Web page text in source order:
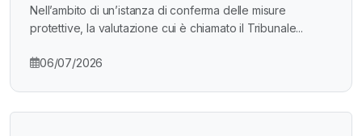
Nell’ambito di un’istanza di conferma delle misure
protettive, la valutazione cui è chiamato il Tribunale...
06/07/2026